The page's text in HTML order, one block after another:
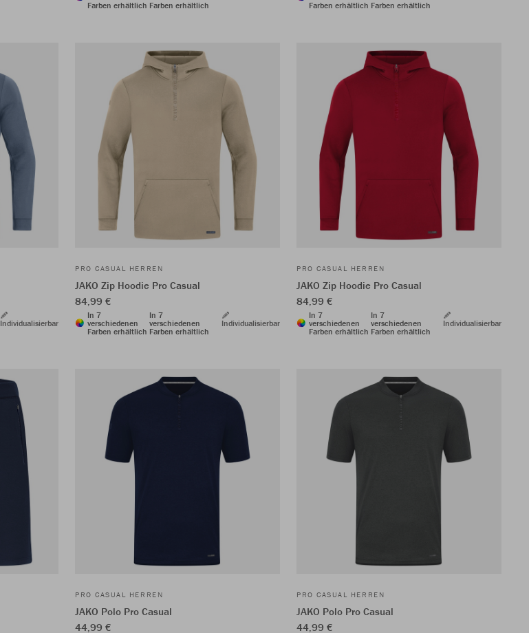
Farben erhältlich Farben erhältlich
Farben erhältlich Farben erhältlich
Individualisierbar
PRO CASUAL HERREN
JAKO Zip Hoodie Pro Casual
84,99 €
In 7
verschiedenen
Farben erhältlich
In 7
verschiedenen
Farben erhältlich
Individualisierbar
PRO CASUAL HERREN
JAKO Zip Hoodie Pro Casual
84,99 €
In 7
verschiedenen
Farben erhältlich
In 7
verschiedenen
Farben erhältlich
Individualisierbar
PRO CASUAL HERREN
JAKO Polo Pro Casual
44,99 €
PRO CASUAL HERREN
JAKO Polo Pro Casual
44,99 €